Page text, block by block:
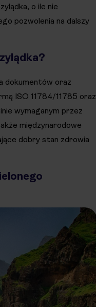
o ile nie
pozwolenia na dalszy
dokumentów oraz
ISO 11784/11785 oraz
wymaganym przez
międzynarodowe
dobry stan zdrowia